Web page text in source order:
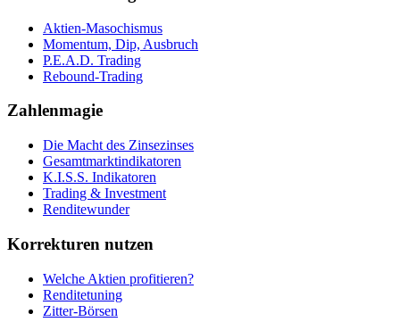
Aktien-Masochismus
Momentum, Dip, Ausbruch
P.E.A.D. Trading
Rebound-Trading
Zahlenmagie
Die Macht des Zinsezinses
Gesamtmarktindikatoren
K.I.S.S. Indikatoren
Trading & Investment
Renditewunder
Korrekturen nutzen
Welche Aktien profitieren?
Renditetuning
Zitter-Börsen